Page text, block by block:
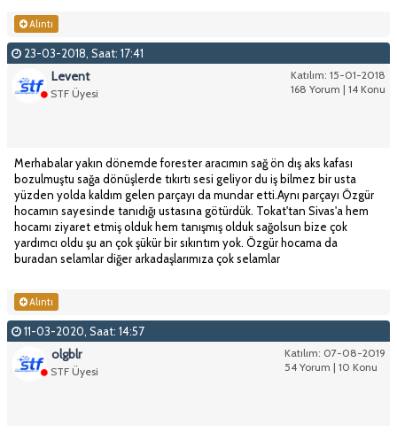
Alıntı
23-03-2018, Saat: 17:41
Katılım: 15-01-2018
168 Yorum | 14 Konu
Levent
STF Üyesi
Merhabalar yakın dönemde forester aracımın sağ ön dış aks kafası
bozulmuştu sağa dönüşlerde tıkırtı sesi geliyor du iş bilmez bir usta
yüzden yolda kaldım gelen parçayı da mundar etti.Aynı parçayı Özgür
hocamın sayesinde tanıdığı ustasına götürdük. Tokat'tan Sivas'a hem
hocamı ziyaret etmiş olduk hem tanışmış olduk sağolsun bize çok
yardımcı oldu şu an çok şükür bir sıkıntım yok. Özgür hocama da
buradan selamlar diğer arkadaşlarımıza çok selamlar
Alıntı
11-03-2020, Saat: 14:57
Katılım: 07-08-2019
54 Yorum | 10 Konu
olgblr
STF Üyesi